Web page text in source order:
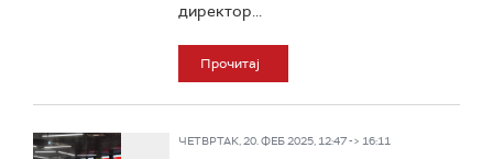
директор...
Прочитај
ЧЕТВРТАК, 20. ФЕБ 2025, 12:47 -> 16:11